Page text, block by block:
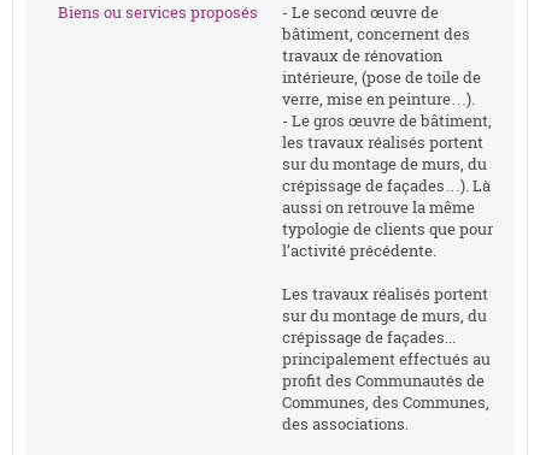
Biens ou services proposés
- Le second œuvre de
bâtiment, concernent des
travaux de rénovation
intérieure, (pose de toile de
verre, mise en peinture…).
- Le gros œuvre de bâtiment,
les travaux réalisés portent
sur du montage de murs, du
crépissage de façades…). Là
aussi on retrouve la même
typologie de clients que pour
l’activité précédente.
Les travaux réalisés portent
sur du montage de murs, du
crépissage de façades...
principalement effectués au
profit des Communautés de
Communes, des Communes,
des associations.